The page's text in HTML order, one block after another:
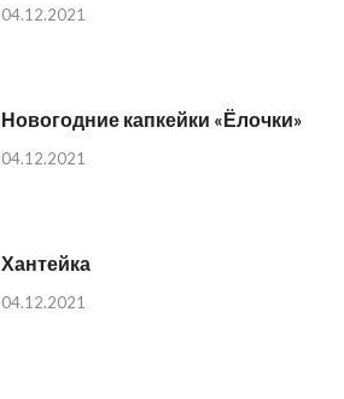
04.12.2021
Новогодние капкейки «Ёлочки»
04.12.2021
Хантейка
04.12.2021